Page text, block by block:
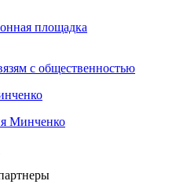
площадка
с общественностью
Минченко